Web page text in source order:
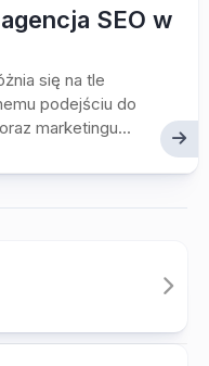
SEO w
się na tle
podejściu do
marketingu...